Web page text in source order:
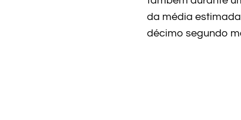
da média
décimo segundo